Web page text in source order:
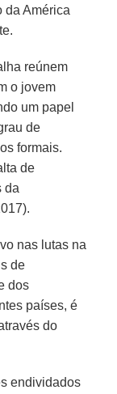
da América
reúnem
o jovem
um papel
de
formais.
de
da
nas lutas na
de
dos
países, é
do
endividados